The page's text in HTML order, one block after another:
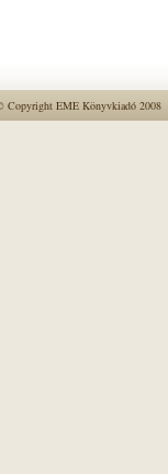
Copyright EME Könyvkiadó 2008